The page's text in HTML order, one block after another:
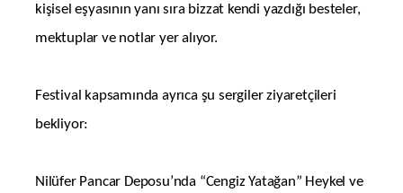
kişisel eşyasının yanı sıra bizzat kendi yazdığı besteler,
mektuplar ve notlar yer alıyor.
Festival kapsamında ayrıca şu sergiler ziyaretçileri
bekliyor:
Nilüfer Pancar Deposu’nda “Cengiz Yatağan” Heykel ve